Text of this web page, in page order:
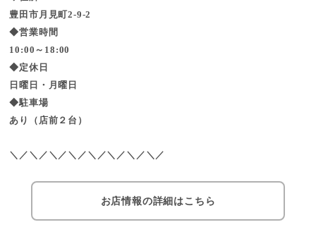
豊田市月見町2-9-2
◆営業時間
10:00～18:00
◆定休日
日曜日・月曜日
◆駐車場
あり（店前２台）
＼／＼／＼／＼／＼／＼／＼／＼／
お店情報の詳細はこちら